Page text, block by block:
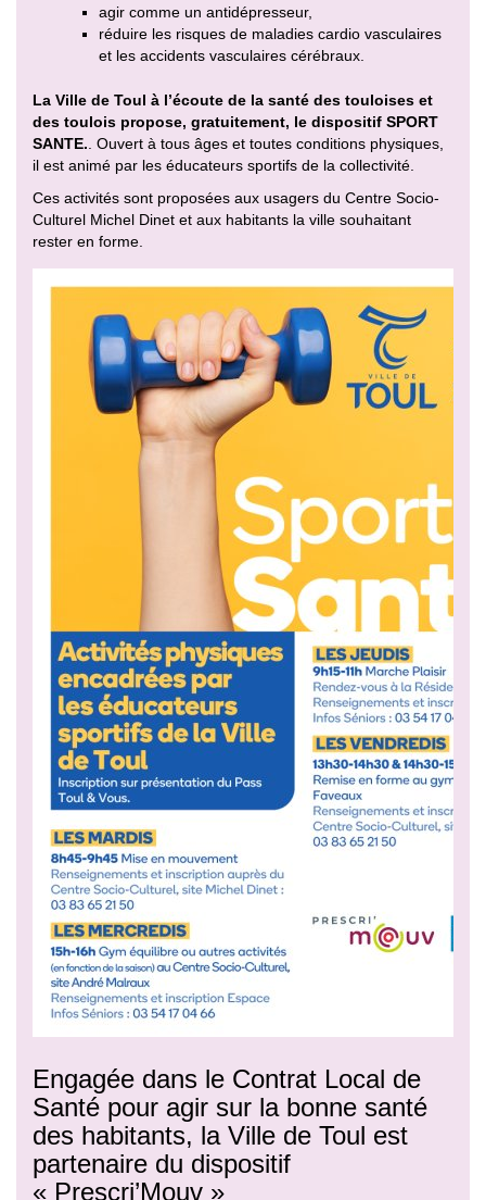
agir comme un antidépresseur,
réduire les risques de maladies cardio vasculaires
et les accidents vasculaires cérébraux.
La Ville de Toul à l’écoute de la santé des touloises et
des toulois propose, gratuitement, le dispositif SPORT
SANTE. . Ouvert à tous âges et toutes conditions physiques,
il est animé par les éducateurs sportifs de la collectivité.
Ces activités sont proposées aux usagers du Centre Socio-
Culturel Michel Dinet et aux habitants la ville souhaitant
rester en forme.
Engagée dans le Contrat Local de
Santé pour agir sur la bonne santé
des habitants, la Ville de Toul est
partenaire du dispositif
« Prescri’Mouv »